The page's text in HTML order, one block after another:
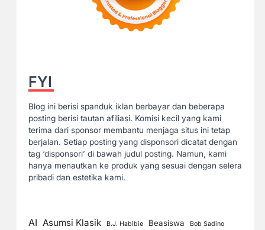
FYI
Blog ini berisi spanduk iklan berbayar dan beberapa
posting berisi tautan afiliasi. Komisi kecil yang kami
terima dari sponsor membantu menjaga situs ini tetap
berjalan. Setiap posting yang disponsori dicatat dengan
tag ‘disponsori’ di bawah judul posting. Namun, kami
hanya menautkan ke produk yang sesuai dengan selera
pribadi dan estetika kami.
AI Asumsi Klasik B.J. Habibie Beasiswa
Bob Sadino